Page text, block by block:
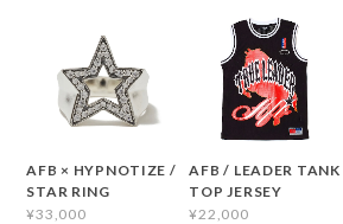
AFB × HYPNOTIZE /
STAR RING
¥33,000
AFB / LEADER TANK
TOP JERSEY
¥22,000